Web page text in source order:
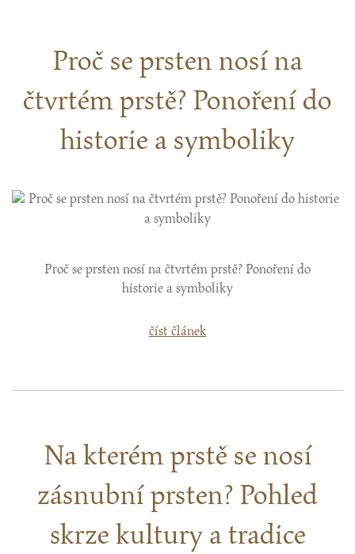
Proč se prsten nosí na
čtvrtém prstě? Ponoření do
historie a symboliky
Proč se prsten nosí na čtvrtém prstě? Ponoření do
historie a symboliky
číst článek
Na kterém prstě se nosí
zásnubní prsten? Pohled
skrze kultury a tradice